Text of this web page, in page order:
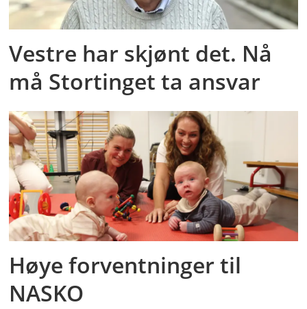
Vestre har skjønt det. Nå
må Stortinget ta ansvar
Høye forventninger til
NASKO